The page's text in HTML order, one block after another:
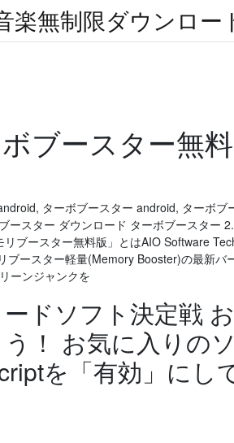
楽無制限ダウンロー
ブースター無
ターボブースター android, ターボ
ースター ダウンロード ターボブースター
ブースター無料版」とはAIO Software
ブースター軽量(Memory Booster)の最新バ
ーンジャンクを
ドソフト決定戦
！ お気に入りの
を「有効」にし